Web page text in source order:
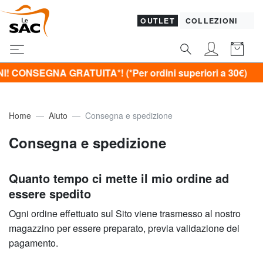
OUTLET COLLEZIONI
GRATUITA*! (*Per ordini superiori a 30€)
Home Aiuto Consegna e spedizione
Consegna e spedizione
Quanto tempo ci mette il mio ordine ad
essere spedito
Ogni ordine effettuato sul Sito viene trasmesso al nostro
magazzino per essere preparato, previa validazione del
pagamento.